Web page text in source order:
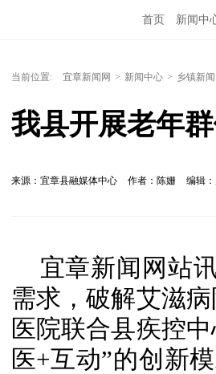
首页 新闻中
当前位置: 宜章新闻网 > 新闻中心 > 乡镇新闻
我县开展老年
来源：宜章县融媒体中心 作者：陈姗 编辑
宜章新闻网站
需求，破解艾滋
医院联合县疾控
医+互动”的创新